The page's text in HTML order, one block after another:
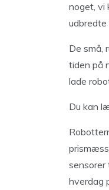
noget, vi
udbredte
De små,
tiden på
lade
Du kan
sensorer
hverdag